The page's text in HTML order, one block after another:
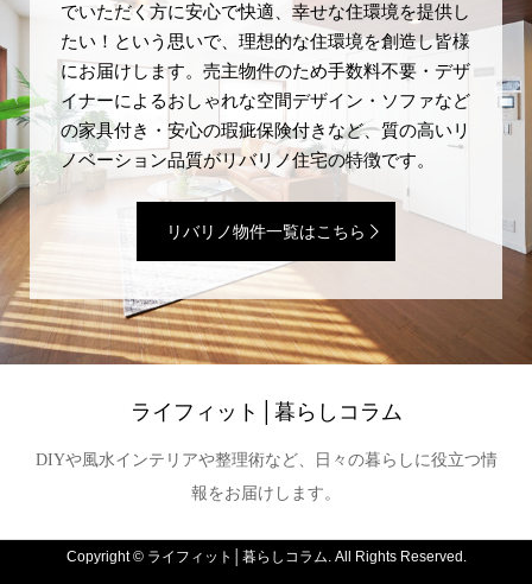
でいただく方に安心で快適、幸せな住環境を提供し
たい！という思いで、理想的な住環境を創造し皆様
にお届けします。売主物件のため手数料不要・デザ
イナーによるおしゃれな空間デザイン・ソファなど
の家具付き・安心の瑕疵保険付きなど、質の高いリ
ノベーション品質がリバリノ住宅の特徴です。
リバリノ物件一覧はこちら
ライフィット│暮らしコラム
DIYや風水インテリアや整理術など、日々の暮らしに役立つ情
報をお届けします。
Copyright ©ライフィット│暮らしコラム. All Rights Reserved.